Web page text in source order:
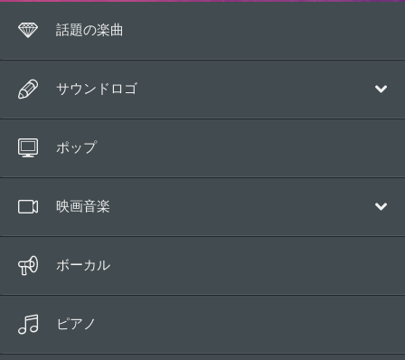
話題の楽曲
サウンドロゴ
すべてのトラック
10秒以下
ポップ
映画音楽
サウンドトラック
壮大／アドベンチャー
コメディ
ボーカル
ピアノ